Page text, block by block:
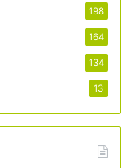
198
164
134
13